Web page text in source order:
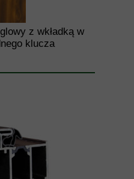
z wkładką w
klucza